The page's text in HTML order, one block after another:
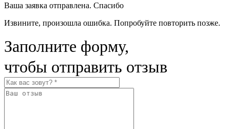
Ваша заявка отправлена. Спасибо
Извините, произошла ошибка. Попробуйте повторить позже.
Заполните форму,
чтобы отправить отзыв